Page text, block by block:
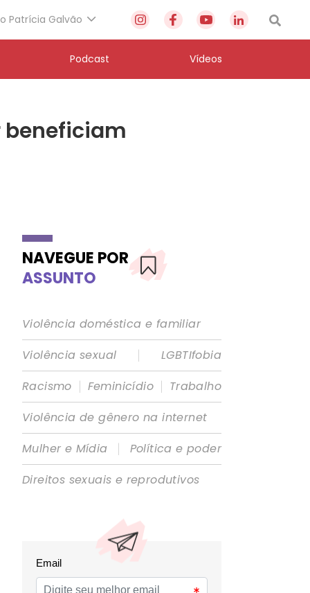
Patrícia Galvão
Podcast Vídeos
beneficiam
NAVEGUE POR
ASSUNTO
Violência doméstica e familiar
Violência sexual
|
LGBTIfobia
Racismo | Feminicídio | Trabalho
Violência de gênero na internet
Mulher e Mídia
|
Política e poder
Direitos sexuais e reprodutivos